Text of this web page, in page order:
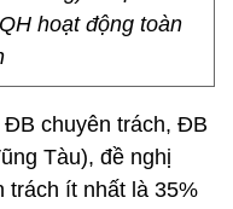
hoạt động toàn
chuyên trách, ĐB
Tàu), đề nghị
trách ít nhất là 35%